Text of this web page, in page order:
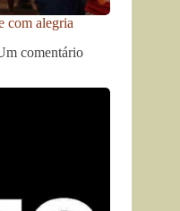
com alegria
comentário